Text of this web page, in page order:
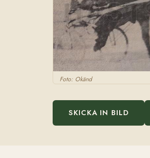
Foto: Okänd
SKICKA IN BILD